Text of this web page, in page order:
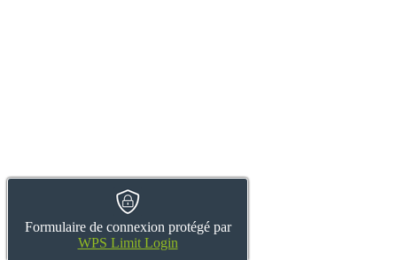
Formulaire de connexion protégé par
WPS Limit Login